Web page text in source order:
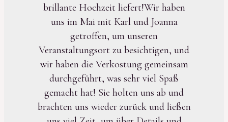
brillante Hochzeit liefert!Wir haben
uns im Mai mit Karl und Joanna
getroffen, um unseren
Veranstaltungsort zu besichtigen, und
wir haben die Verkostung gemeinsam
durchgeführt, was sehr viel Spaß
gemacht hat! Sie holten uns ab und
brachten uns wieder zurück und ließen